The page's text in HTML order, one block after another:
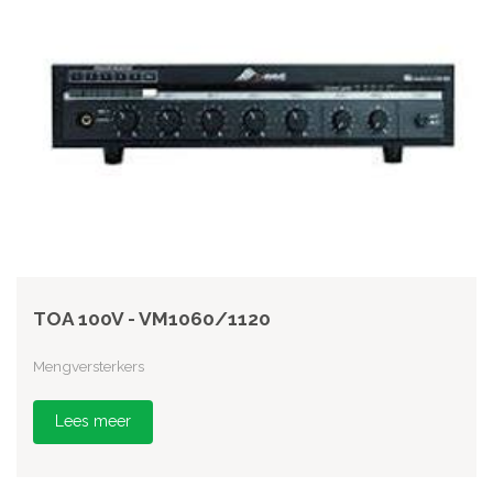
TOA 100V - VM1060/1120
Mengversterkers
Lees meer